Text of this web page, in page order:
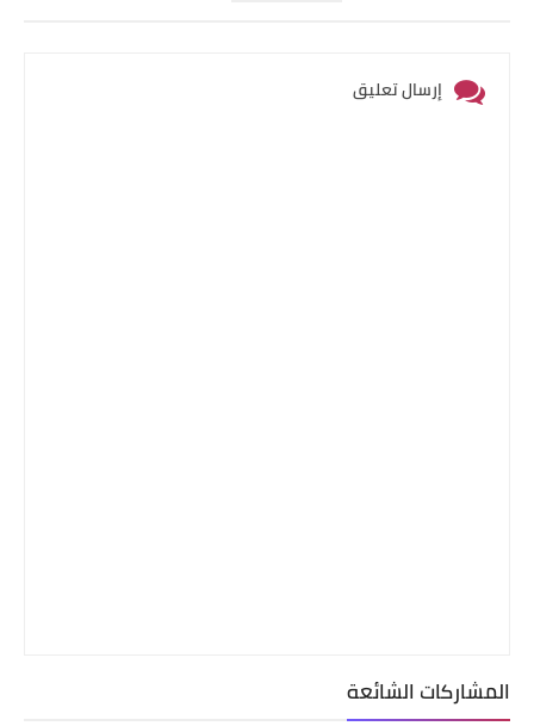
إرسال تعليق
المشاركات الشائعة